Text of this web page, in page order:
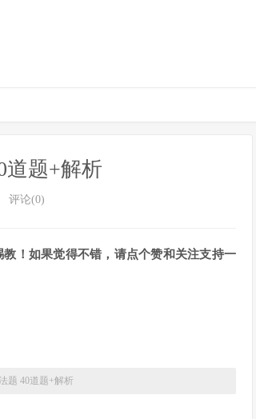
道题+解析
评论(0)
！如果觉得不错，请点个赞和关注支持一
题 40道题+解析